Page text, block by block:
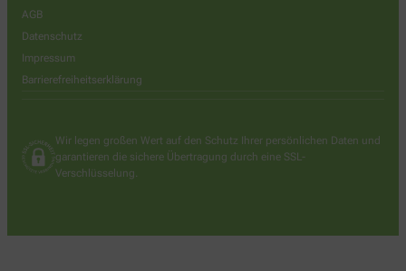
AGB
Datenschutz
Impressum
Barrierefreiheitserklärung
Wir legen großen Wert auf den Schutz Ihrer persönlichen Daten und
garantieren die sichere Übertragung durch eine SSL-
Verschlüsselung.